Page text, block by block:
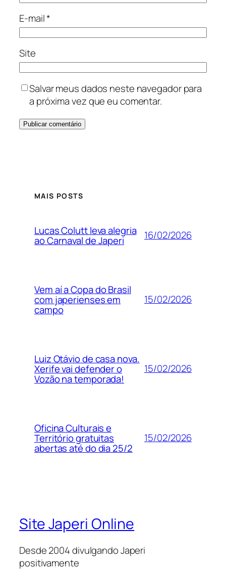
E-mail*
Site
Salvar meus dados neste navegador para
a próxima vez que eu comentar.
MAIS POSTS
Lucas Colutt leva alegria
ao Carnaval de Japeri 16/02/2026
Vem aí a Copa do Brasil
com japerienses em
campo
15/02/2026
Luiz Otávio de casa nova.
Xerife vai defender o
Vozão na temporada!
15/02/2026
Oficina Culturais e
Território gratuitas
abertas até do dia 25/2
15/02/2026
Site Japeri Online
Desde 2004 divulgando Japeri
positivamente